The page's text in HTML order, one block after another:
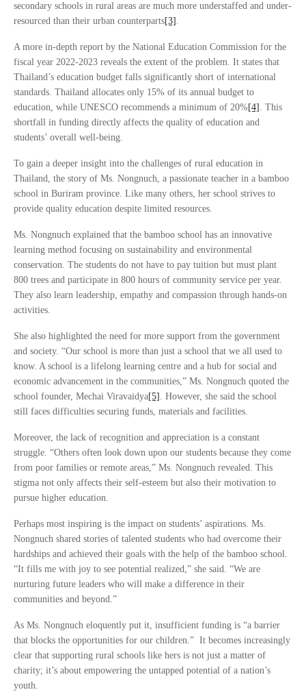
secondary schools in rural areas are much more understaffed and under-
resourced than their urban counterparts[3] .
A more in-depth report by the National Education Commission for the
fiscal year 2022-2023 reveals the extent of the problem. It states that
Thailand’s education budget falls significantly short of international
standards. Thailand allocates only 15% of its annual budget to
education, while UNESCO recommends a minimum of 20%[4] . This
shortfall in funding directly affects the quality of education and
students’ overall well-being.
To gain a deeper insight into the challenges of rural education in
Thailand, the story of Ms. Nongnuch, a passionate teacher in a bamboo
school in Buriram province. Like many others, her school strives to
provide quality education despite limited resources.
Ms. Nongnuch explained that the bamboo school has an innovative
learning method focusing on sustainability and environmental
conservation. The students do not have to pay tuition but must plant
800 trees and participate in 800 hours of community service per year.
They also learn leadership, empathy and compassion through hands-on
activities.
She also highlighted the need for more support from the government
and society. “Our school is more than just a school that we all used to
know. A school is a lifelong learning centre and a hub for social and
economic advancement in the communities,” Ms. Nongnuch quoted the
school founder, Mechai Viravaidya[5] . However, she said the school
still faces difficulties securing funds, materials and facilities.
Moreover, the lack of recognition and appreciation is a constant
struggle. “Others often look down upon our students because they come
from poor families or remote areas,” Ms. Nongnuch revealed. This
stigma not only affects their self-esteem but also their motivation to
pursue higher education.
Perhaps most inspiring is the impact on students’ aspirations. Ms.
Nongnuch shared stories of talented students who had overcome their
hardships and achieved their goals with the help of the bamboo school.
“It fills me with joy to see potential realized,” she said. “We are
nurturing future leaders who will make a difference in their
communities and beyond.”
As Ms. Nongnuch eloquently put it, insufficient funding is “a barrier
that blocks the opportunities for our children.” It becomes increasingly
clear that supporting rural schools like hers is not just a matter of
charity; it’s about empowering the untapped potential of a nation’s
youth.